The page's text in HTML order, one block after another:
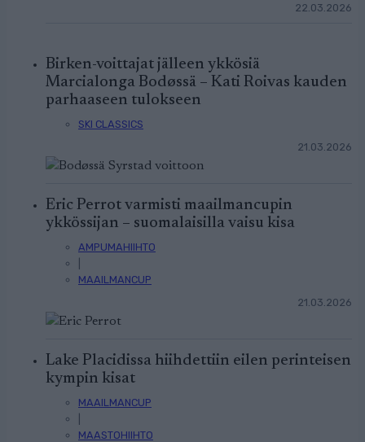
22.03.2026
Birken-voittajat jälleen ykkösiä
Marcialonga Bodøssä – Kati Roivas kauden
parhaaseen tulokseen
SKI CLASSICS
21.03.2026
Eric Perrot varmisti maailmancupin
ykkössijan – suomalaisilla vaisu kisa
AMPUMAHIIHTO
MAAILMANCUP
21.03.2026
Lake Placidissa hiihdettiin eilen perinteisen
kympin kisat
MAAILMANCUP
MAASTOHIIHTO